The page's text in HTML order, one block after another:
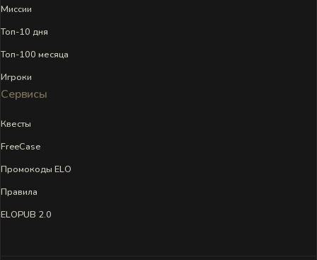
Миссии
Топ-10 дня
Топ-100 месяца
Игроки
Сервисы
Квесты
FreeCase
Промокоды ELO
Правила
ELOPUB 2.0